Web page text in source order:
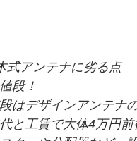
式アンテナに劣る点
段！
はデザインアンテナ
と工賃で大体4万円前